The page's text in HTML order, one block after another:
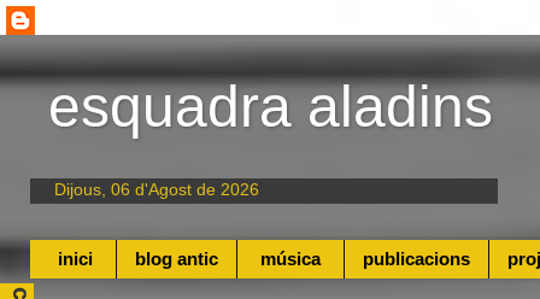
esquadra aladins
Dijous, 06 d'Agost de 2026
inici blog antic música publicacions